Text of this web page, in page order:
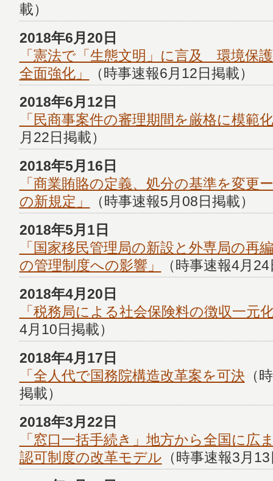
載）
2018年6月20日
「憲法で「生態文明」に言及 環境保
全面強化」
（時事速報6月12日掲載）
2018年6月12日
「民商事案件の審理期間を厳格に模範
月22日掲載）
2018年5月16日
「商業賄賂の定義、処分の基準を変更
の新規定」
（時事速報5月08日掲載）
2018年5月1日
「国家移民管理局の新設と外専局の再
の管理制度への影響」
（時事速報4月
2018年4月20日
「税務局による社会保険料の徴収一元
4月10日掲載）
2018年4月17日
「全人代で国務院構造改革案を可決（
掲載）
2018年3月22日
「窓口一括手続き」地方から全国に広
認可制度の改革モデル （時事速報3月